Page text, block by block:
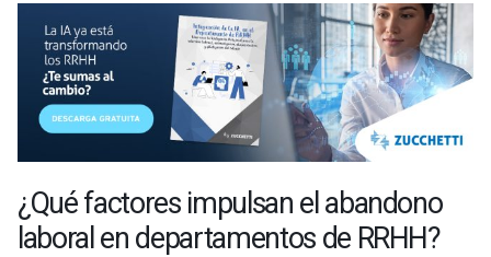
¿Qué factores impulsan el abandono
laboral en departamentos de RRHH?